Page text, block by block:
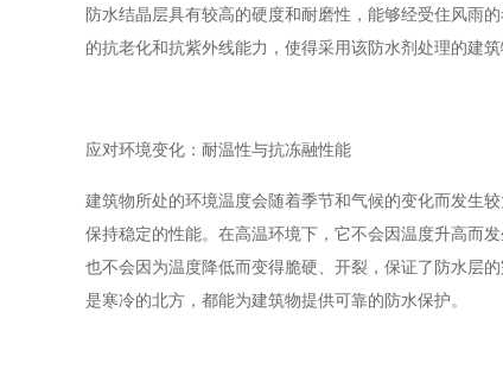
防水结晶层具有较高的硬度和耐磨性，能够经受住风雨
的抗老化和抗紫外线能力，使得采用该防水剂处理的建
应对环境变化：耐温性与抗冻融性能
建筑物所处的环境温度会随着季节和气候的变化而发生
保持稳定的性能。在高温环境下，它不会因温度升高而
也不会因为温度降低而变得脆硬、开裂，保证了防水层
是寒冷的北方，都能为建筑物提供可靠的防水保护。